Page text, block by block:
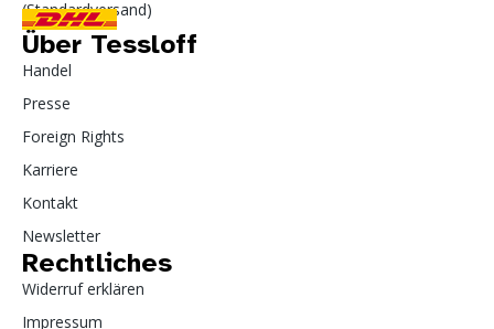
(Standardversand)
Über Tessloff
Handel
Presse
Foreign Rights
Karriere
Kontakt
Newsletter
Rechtliches
Widerruf erklären
Impressum